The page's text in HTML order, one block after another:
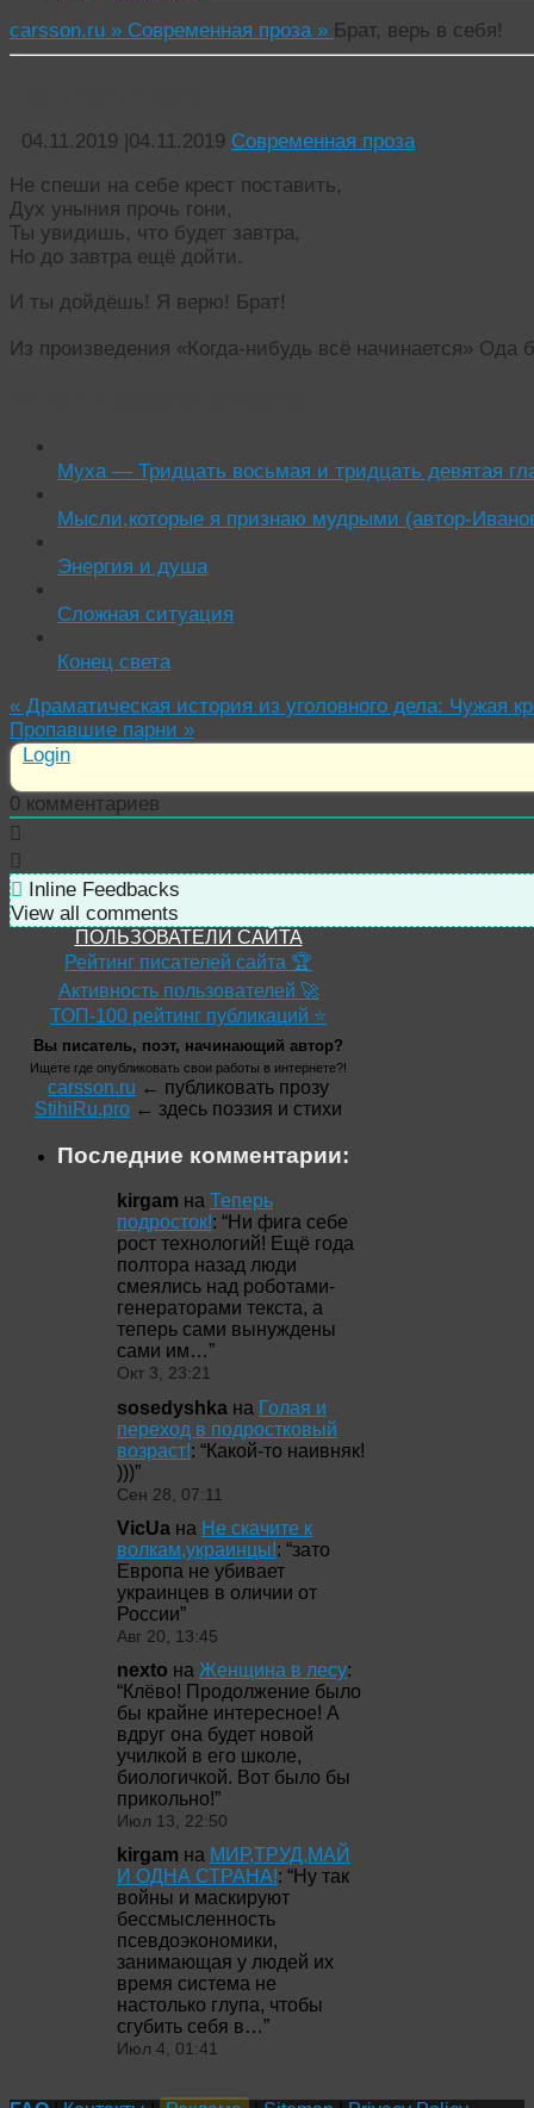
carsson.ru » Современная проза » Брат, верь в себя!
04.11.2019 |04.11.2019 Современная проза
Не спеши на себе крест поставить,
Дух уныния прочь гони,
Ты увидишь, что будет завтра,
Но до завтра ещё дойти.
И ты дойдёшь! Я верю! Брат!
Из произведения «Когда-нибудь всё начинается» Ода
Муха — Тридцать восьмая и тридцать девятая
Мысли,которые я признаю мудрыми (автор-
Энергия и душа
Сложная ситуация
Конец света
« Драматическая история из уголовного дела: Чужая
Пропавшие парни »
Login
0 комментариев
Inline Feedbacks
View all comments
ПОЛЬЗОВАТЕЛИ САЙТА
Рейтинг писателей сайта 🏆
Активность пользователей 🚀
ТОП-100 рейтинг публикаций ⭐
Вы писатель, поэт, начинающий автор?
Ищете где опубликовать свои работы в интернете?!
carsson.ru ← публиковать прозу
StihiRu.pro ← здесь поэзия и стихи
Последние комментарии:
kirgam на Теперь
подросток!: “Ни фига себе
рост технологий! Ещё года
полтора назад люди
смеялись над роботами-
генераторами текста, а
теперь сами вынуждены
сами им…”
Окт 3, 23:21
sosedyshka на Голая и
переход в подростковый
возраст!: “Какой-то наивняк!
)))”
Сен 28, 07:11
VicUa на Не скачите к
волкам,украинцы!: “зато
Европа не убивает
украинцев в оличии от
России”
Авг 20, 13:45
nexto на Женщина в лесу:
“Клёво! Продолжение было
бы крайне интересное! А
вдруг она будет новой
училкой в его школе,
биологичкой. Вот было бы
прикольно!”
Июл 13, 22:50
kirgam на МИР,ТРУД,МАЙ
И ОДНА СТРАНА!: “Ну так
войны и маскируют
бессмысленность
псевдоэкономики,
занимающая у людей их
время система не
настолько глупа, чтобы
сгубить себя в…”
Июл 4, 01:41